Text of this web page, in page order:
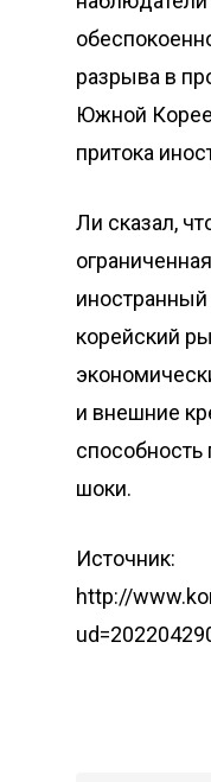
разрыва в
Южной
притока
Ли сказал,
иностранный
корейский
и внешние
шоки.
Источник:
http://